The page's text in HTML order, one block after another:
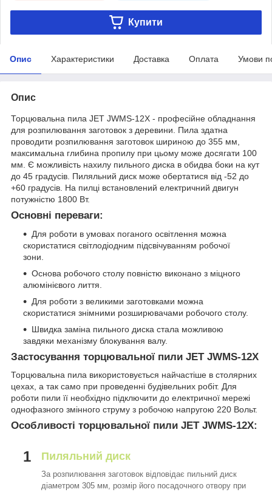
Купити
Опис Характеристики Доставка Оплата Умови
Опис
Торцювальна пила JET JWMS-12X - професійне обладнання
для розпилювання заготовок з деревини. Пила здатна
проводити розпилювання заготовок шириною до 355 мм,
максимальна глибина пропилу при цьому може досягати 100
мм. Є можливість нахилу пильного диска в обидва боки на кут
до 45 градусів. Пиляльний диск може обертатися від -52 до
+60 градусів. На пилці встановлений електричний двигун
потужністю 1800 Вт.
Основні переваги:
Для роботи в умовах поганого освітлення можна
скористатися світлодіодним підсвічуванням робочої
зони.
Основа робочого столу повністю виконано з міцного
алюмінієвого лиття.
Для роботи з великими заготовками можна
скористатися знімними розширювачами робочого столу.
Швидка заміна пильного диска стала можливою
завдяки механізму блокування валу.
Застосування торцювальної пили JET JWMS-12X
Торцювальна пила використовується найчастіше в столярних
цехах, а так само при проведенні будівельних робіт. Для
роботи пили її необхідно підключити до електричної мережі
однофазного змінного струму з робочою напругою 220 Вольт.
Особливості торцювальної пили JET JWMS-12X:
1 Пиляльний диск
За розпилювання заготовок відповідає пильний диск
діаметром 305 мм, розмір його посадочного отвору при